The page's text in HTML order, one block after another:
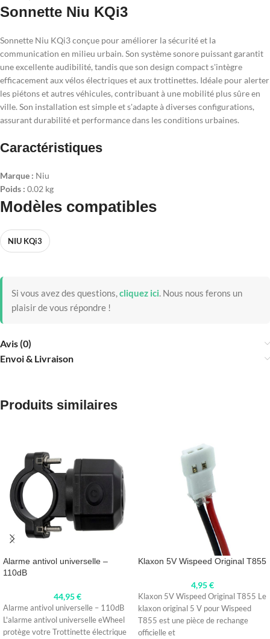
Sonnette Niu KQi3
Sonnette Niu KQi3 conçue pour améliorer la sécurité et la
communication en milieu urbain. Son système sonore puissant garantit
une excellente audibilité, tandis que son design compact s'intègre
efficacement aux vélos électriques et aux trottinettes. Idéale pour alerter
les piétons et autres véhicules, contribuant à une mobilité plus sûre en
ville. Son installation est simple et s'adapte à diverses configurations,
assurant durabilité et performance dans les conditions urbaines.
Caractéristiques
Marque : Niu
Poids : 0.02 kg
Modèles compatibles
NIU KQi3
Si vous avez des questions,cliquez ici. Nous nous ferons un
plaisir de vous répondre !
Avis (0)
Envoi & Livraison
Produits similaires
Alarme antivol universelle –
110dB
44,95€
Alarme antivol universelle – 110dB
L'alarme antivol universelle eWheel
protège votre Trottinette électrique
Klaxon 5V Wispeed Original T855
4,95€
Klaxon 5V Wispeed Original T855 Le
klaxon original 5 V pour Wispeed
T855 est une pièce de rechange
officielle et